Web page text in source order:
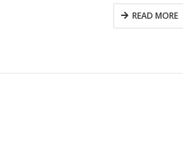
READ MORE